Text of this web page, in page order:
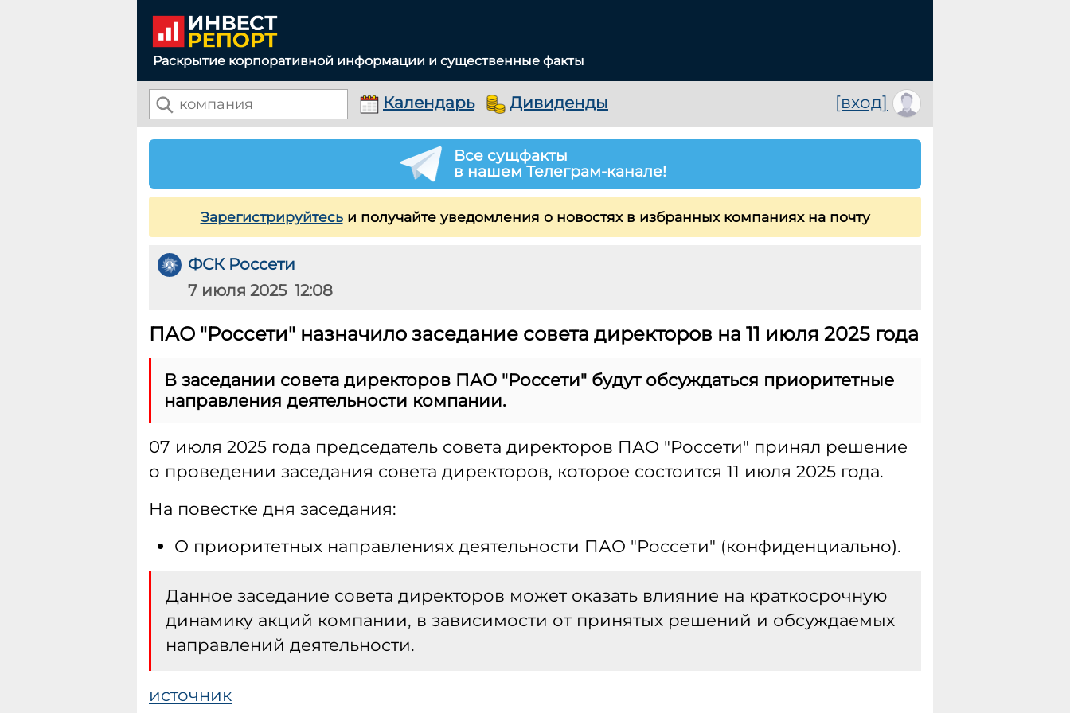
Раскрытие корпоративной информации и существенные факты
Календарь Дивиденды [вход]
Все сущфакты
в нашем Телеграм-канале!
Зарегистрируйтесьи получайте уведомления о новостях в избранных компаниях на почту
ФСК Россети
7 июля 2025 12:08
ПАО "Россети" назначило заседание совета директоров на 11 июля 2025 года
В заседании совета директоров ПАО "Россети" будут обсуждаться приоритетные
направления деятельности компании.
07 июля 2025 года председатель совета директоров ПАО "Россети" принял решение
о проведении заседания совета директоров, которое состоится 11 июля 2025 года.
На повестке дня заседания:
О приоритетных направлениях деятельности ПАО "Россети" (конфиденциально).
Данное заседание совета директоров может оказать влияние на краткосрочную
динамику акций компании, в зависимости от принятых решений и обсуждаемых
направлений деятельности.
источник